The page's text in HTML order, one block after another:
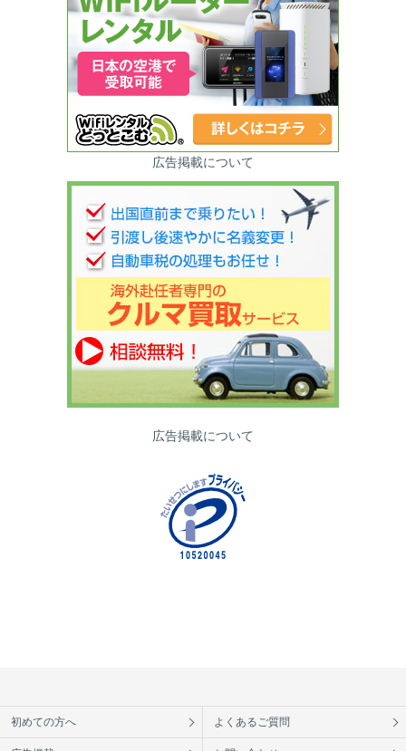
広告掲載について
広告掲載について
初めての方へ よくあるご質問